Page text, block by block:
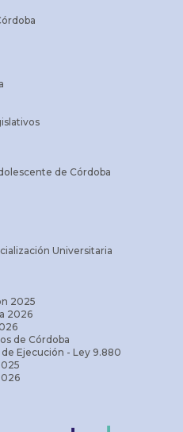
de Córdoba
Universitaria
2025
2026
de Córdoba
Ejecución - Ley 9.880